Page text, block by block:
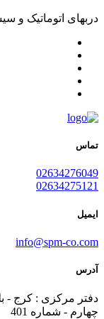
دربهای اتوماتیک و
تماس
02634276049
02634275121
ایمیل
info@spm-co.com
آدرس
دفتر مرکزی : کرج -
چهارم - شماره 401